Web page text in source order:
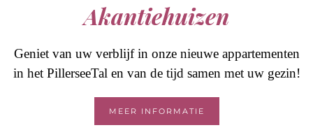
Akantiehuizen
Geniet van uw verblijf in onze nieuwe appartementen
in het PillerseeTal en van de tijd samen met uw gezin!
MEER INFORMATIE